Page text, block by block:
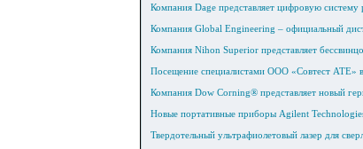
Компания Dage представляет цифровую
Компания Global Engineering – официальный
Компания Nihon Superior представляет
Посещение специалистами ООО «Совтест АТЕ»
Компания Dow Corning® представляет новый
Новые портативные приборы Agilent
Твердотельный ультрафиолетовый лазер для